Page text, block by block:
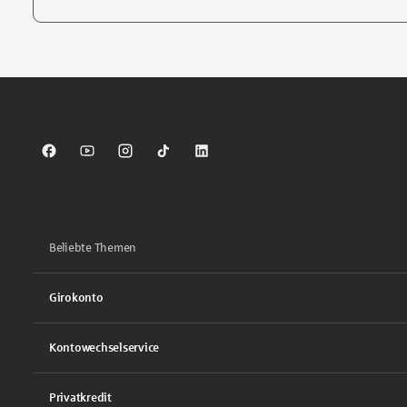
Sparkasse auf Facebook
Sparkasse auf Youtube
Sparkasse auf Instagram
Sparkasse auf TikTok
Sparkasse auf LinkedIn
Beliebte Themen
Girokonto
Kontowechselservice
Privatkredit